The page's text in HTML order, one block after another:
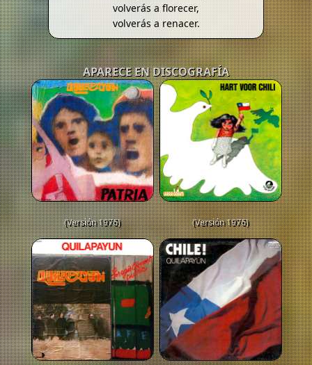
volverás a florecer,
volverás a renacer.
APARECE EN DISCOGRAFÍA
(Versión 1976) (Versión 1976)